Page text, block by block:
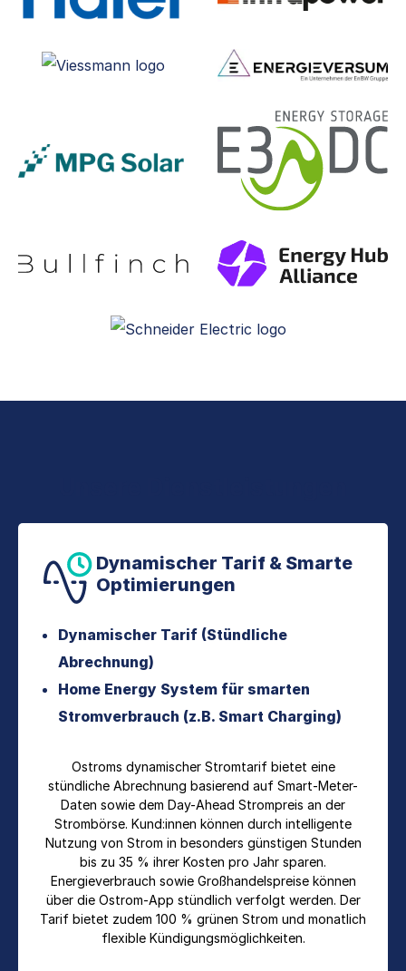
Dynamischer Tarif & Smarte
Optimierungen
Dynamischer Tarif (Stündliche
Abrechnung)
Home Energy System für smarten
Stromverbrauch (z.B. Smart Charging)
Ostroms dynamischer Stromtarif bietet eine
stündliche Abrechnung basierend auf Smart-Meter-
Daten sowie dem Day-Ahead Strompreis an der
Strombörse. Kund:innen können durch intelligente
Nutzung von Strom in besonders günstigen Stunden
bis zu 35 % ihrer Kosten pro Jahr sparen.
Energieverbrauch sowie Großhandelspreise können
über die Ostrom-App stündlich verfolgt werden. Der
Tarif bietet zudem 100 % grünen Strom und monatlich
flexible Kündigungsmöglichkeiten.